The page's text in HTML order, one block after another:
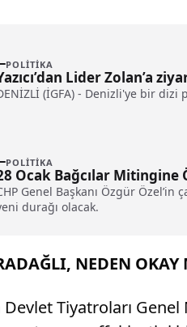
POLITIKA
Lider Zolan’a
(İGFA) - Denizli'ye bir
POLITIKA
Ocak Bağcılar Mitingine
Genel Başkanı Özgür Özel’in
durağı olacak.
NEDEN OKAY
Devlet Tiyatroları